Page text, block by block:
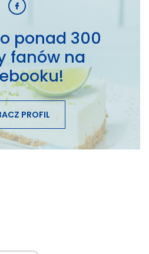
ponad 300
fanów na
PROFIL